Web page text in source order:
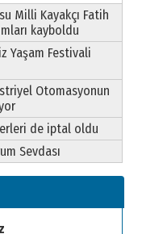
Milli Kayakçı Fatih
kayboldu
Yaşam Festivali
Otomasyonun
de iptal oldu
Sevdası